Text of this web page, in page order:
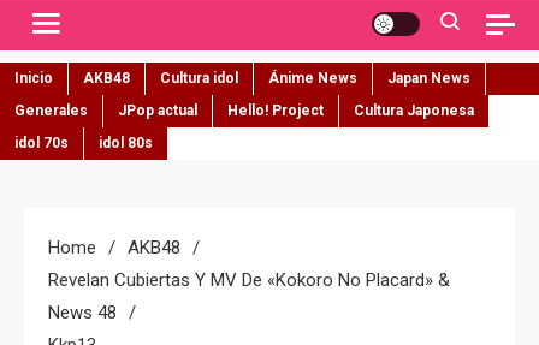
Inicio AKB48 Cultura idol Ánime News
Japan News
Generales
JPop actual Hello! Project
Cultura Japonesa
idol 70s
idol 80s
Home
AKB48
Revelan Cubiertas Y MV De «Kokoro No Placard» &
News 48